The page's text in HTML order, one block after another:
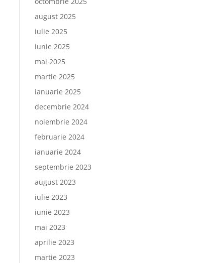
august 2025
iulie 2025
iunie 2025
mai 2025
martie 2025
ianuarie 2025
decembrie 2024
noiembrie 2024
februarie 2024
ianuarie 2024
septembrie 2023
august 2023
iulie 2023
iunie 2023
mai 2023
aprilie 2023
martie 2023